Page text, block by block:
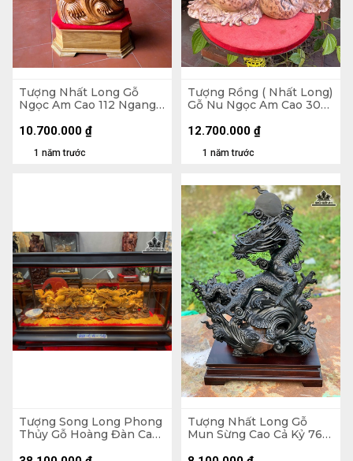
Tượng Nhất Long Gỗ
Ngọc Am Cao 112 Ngang
1 năm trước
10.700.000 ₫
Tượng Rồng ( Nhất Long)
Gỗ Nu Ngọc Am Cao 30
1 năm trước
12.700.000 ₫
Tượng Song Long Phong
Thủy Gỗ Hoàng Đàn Cao
Tượng Nhất Long Gỗ
Mun Sừng Cao Cả Kỷ 76